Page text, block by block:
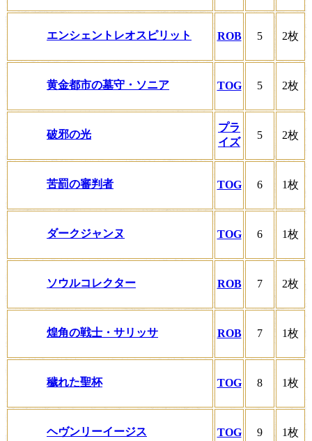
エンシェントレオスピリット ROB 5 2枚
黄金都市の墓守・ソニア TOG 5 2枚
破邪の光
プラ
イズ
5 2枚
苦罰の審判者 TOG 6 1枚
ダークジャンヌ TOG 6 1枚
ソウルコレクター ROB 7 2枚
煌角の戦士・サリッサ ROB 7 1枚
穢れた聖杯 TOG 8 1枚
ヘヴンリーイージス TOG 9 1枚